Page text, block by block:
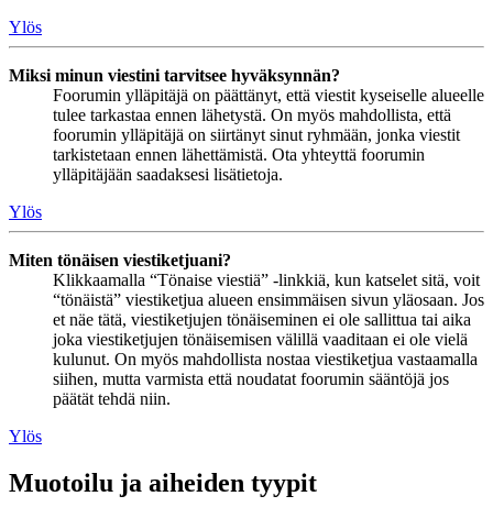
Ylös
Miksi minun viestini tarvitsee hyväksynnän?
Foorumin ylläpitäjä on päättänyt, että viestit kyseiselle alueelle
tulee tarkastaa ennen lähetystä. On myös mahdollista, että
foorumin ylläpitäjä on siirtänyt sinut ryhmään, jonka viestit
tarkistetaan ennen lähettämistä. Ota yhteyttä foorumin
ylläpitäjään saadaksesi lisätietoja.
Ylös
Miten tönäisen viestiketjuani?
Klikkaamalla “Tönaise viestiä” -linkkiä, kun katselet sitä, voit
“tönäistä” viestiketjua alueen ensimmäisen sivun yläosaan. Jos
et näe tätä, viestiketjujen tönäiseminen ei ole sallittua tai aika
joka viestiketjujen tönäisemisen välillä vaaditaan ei ole vielä
kulunut. On myös mahdollista nostaa viestiketjua vastaamalla
siihen, mutta varmista että noudatat foorumin sääntöjä jos
päätät tehdä niin.
Ylös
Muotoilu ja aiheiden tyypit